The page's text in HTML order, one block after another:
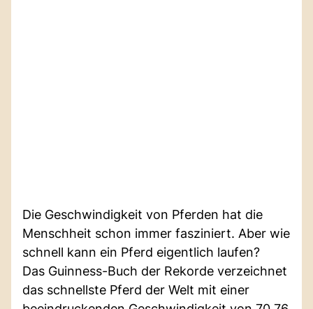
Die Geschwindigkeit von Pferden hat die
Menschheit schon immer fasziniert. Aber wie
schnell kann ein Pferd eigentlich laufen?
Das Guinness-Buch der Rekorde verzeichnet
das schnellste Pferd der Welt mit einer